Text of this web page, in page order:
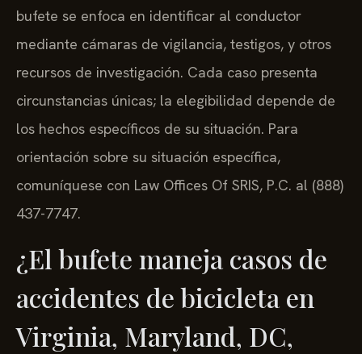
bufete se enfoca en identificar al conductor
mediante cámaras de vigilancia, testigos, y otros
recursos de investigación. Cada caso presenta
circunstancias únicas; la elegibilidad depende de
los hechos específicos de su situación. Para
orientación sobre su situación específica,
comuníquese con Law Offices Of SRIS, P.C. al (888)
437-7747.
¿El bufete maneja casos de
accidentes de bicicleta en
Virginia, Maryland, DC,